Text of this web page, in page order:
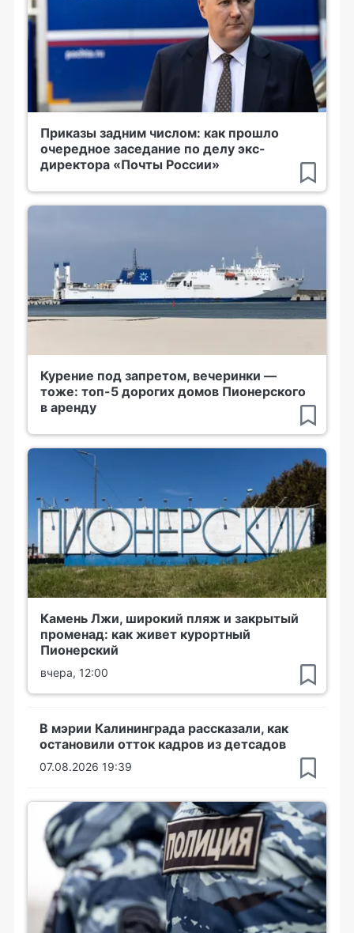
Приказы задним числом: как прошло
очередное заседание по делу экс-
директора «Почты России»
Курение под запретом, вечеринки —
тоже: топ-5 дорогих домов Пионерского
в аренду
Камень Лжи, широкий пляж и закрытый
променад: как живет курортный
Пионерский
вчера, 12:00
В мэрии Калининграда рассказали, как
остановили отток кадров из детсадов
07.08.2026 19:39